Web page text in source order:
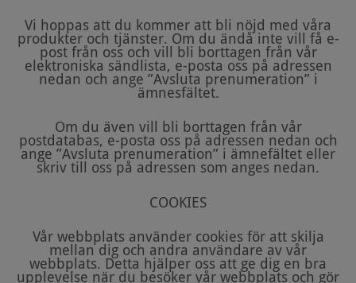
Vi hoppas att du kommer att bli nöjd med våra
produkter och tjänster. Om du ändå inte vill få e-
post från oss och vill bli borttagen från vår
elektroniska sändlista, e-posta oss på adressen
nedan och ange ”Avsluta prenumeration” i
ämnesfältet.
Om du även vill bli borttagen från vår
postdatabas, e-posta oss på adressen nedan och
ange ”Avsluta prenumeration” i ämnefältet eller
skriv till oss på adressen som anges nedan.
COOKIES
Vår webbplats använder cookies för att skilja
mellan dig och andra användare av vår
webbplats. Detta hjälper oss att ge dig en bra
upplevelse när du besöker vår webbplats och gör